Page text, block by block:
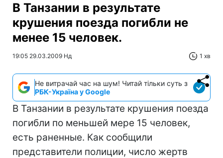
В Танзании в результате
крушения поезда погибли не
менее 15 человек.
19:05 29.03.2009 Нд 1 хв
Не витрачай час на шум! Читай тільки суть з
РБК-Україна у Google
В Танзании в результате крушения поезда
погибли по меньшей мере 15 человек,
есть раненные. Как сообщили
представители полиции, число жертв